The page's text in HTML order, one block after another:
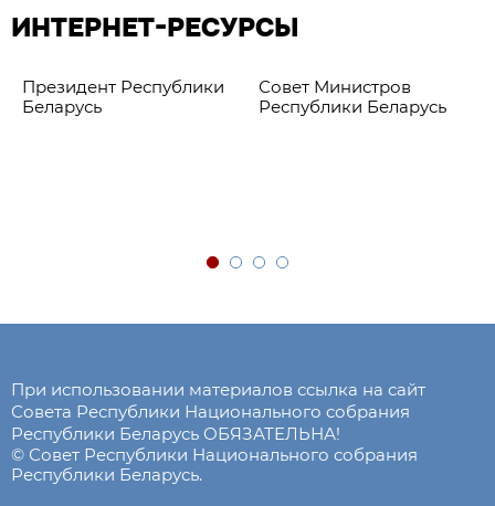
ИНТЕРНЕТ-РЕСУРСЫ
Президент Республики
Беларусь
Совет Министров
Республики Беларусь
При использовании материалов ссылка на сайт
Совета Республики Национального собрания
Республики Беларусь ОБЯЗАТЕЛЬНА!
© Совет Республики Национального собрания
Республики Беларусь.